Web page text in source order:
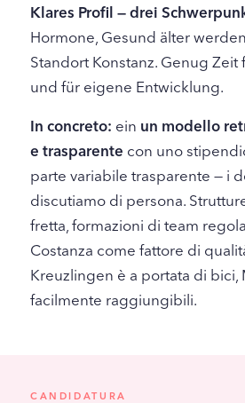
Klares Profil — drei
Hormone, Gesund älter
Standort Konstanz. Genug Zeit
und für eigene Entwicklung.
In concreto: ein un modello
e trasparente con uno
parte variabile trasparente — i
discutiamo di persona.
fretta, formazioni di team
Costanza come fattore di
Kreuzlingen è a portata di bici,
facilmente raggiungibili.
CANDIDATURA